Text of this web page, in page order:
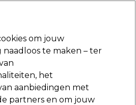
Aanmelden
Elektra
dag geleverd*
maandag t/m vrijdag
om jouw
naadloos te maken – ter
het
aanbiedingen met
partners en om jouw